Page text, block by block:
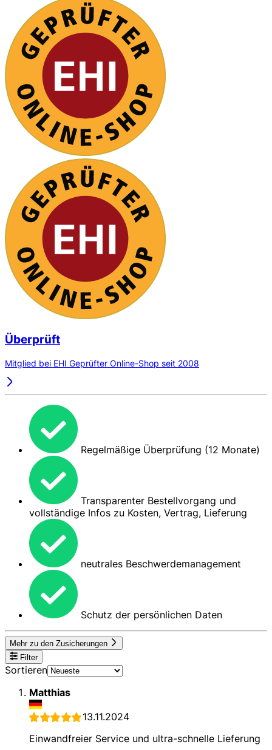
Überprüft
Mitglied bei EHI Geprüfter Online-Shop seit 2008
Regelmäßige Überprüfung (12 Monate)
Transparenter Bestellvorgang und
vollständige Infos zu Kosten, Vertrag, Lieferung
neutrales Beschwerdemanagement
Schutz der persönlichen Daten
Mehr zu den Zusicherungen
Filter
Sortieren
Matthias
13.11.2024
Einwandfreier Service und ultra-schnelle Lieferung